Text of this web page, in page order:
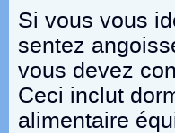
Si vous vous
sentez
vous devez
Ceci inclut
alimentaire